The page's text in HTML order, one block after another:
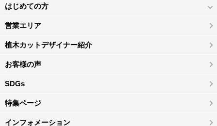
はじめての方
営業エリア
植木カットデザイナー紹介
お客様の声
SDGs
特集ページ
インフォメーション